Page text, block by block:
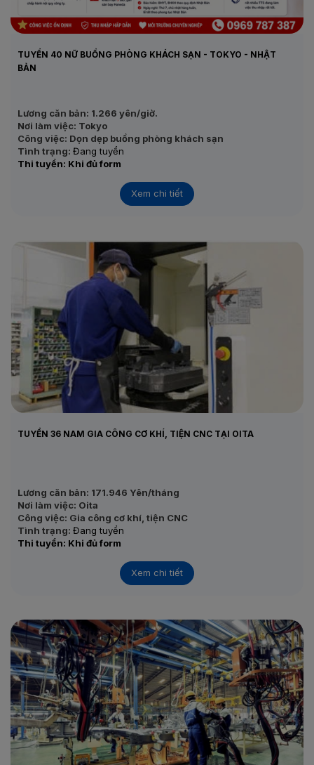
TUYỂN 40 NỮ BUỒNG PHÒNG KHÁCH SẠN - TOKYO - NHẬT
BẢN
Lương căn bản: 1.266 yên/giờ.
Nơi làm việc: Tokyo
Công việc: Dọn dẹp buồng phòng khách sạn
Tình trạng: Đang tuyển
Thi tuyển: Khi đủ form
Xem chi tiết
TUYỂN 36 NAM GIA CÔNG CƠ KHÍ, TIỆN CNC TẠI OITA
Lương căn bản: 171.946 Yên/tháng
Nơi làm việc: Oita
Công việc: Gia công cơ khí, tiện CNC
Tình trạng: Đang tuyển
Thi tuyển: Khi đủ form
Xem chi tiết